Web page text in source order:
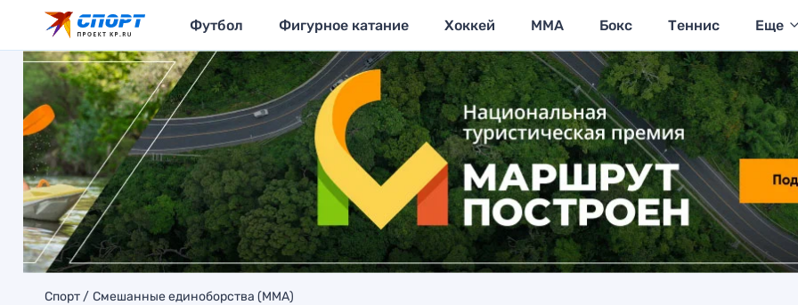
Футбол Фигурное катание Хоккей MMA Бокс Теннис Еще
Спорт Смешанные единоборства (MMA)